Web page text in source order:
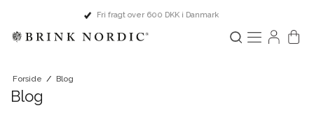
Hurtig levering 1-2 hverdage
Forside / Blog
Blog